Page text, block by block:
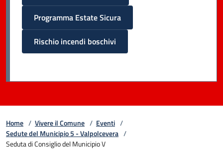
Programma Estate Sicura
Rischio incendi boschivi
Home / Vivere il Comune / Eventi /
Sedute del Municipio 5 - Valpolcevera /
Seduta di Consiglio del Municipio V